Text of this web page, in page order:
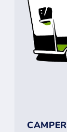
CAMPER